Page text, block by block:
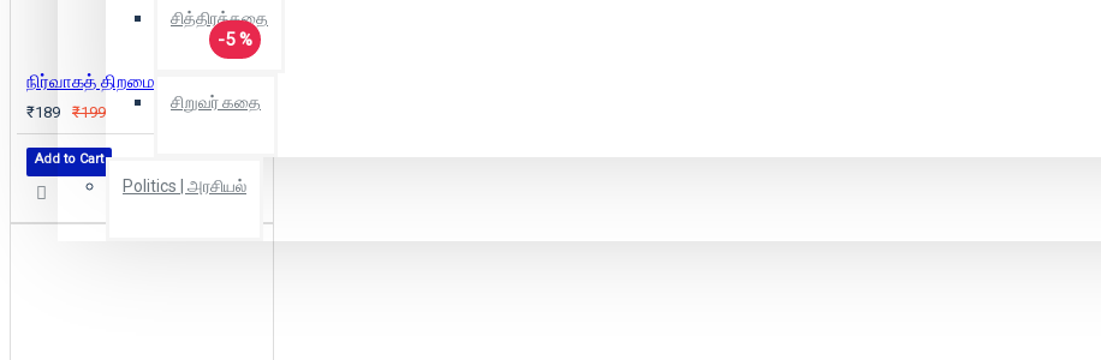
சித்திரக்கதை
சிறுவர் கதை
Politics | அரசியல்
-5 %
₹189 ₹199
Add to Cart